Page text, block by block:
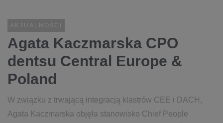
AKTUALNOŚCI
Agata Kaczmarska CPO
dentsu Central Europe &
Poland
W związku z trwającą integracją klastrów CEE i DACH,
Agata Kaczmarska objęła stanowisko Chief People